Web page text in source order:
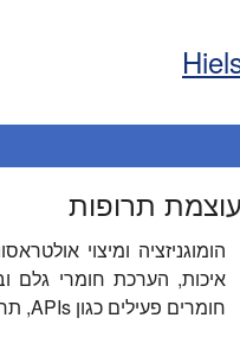
תרופות
הומוגניזציה ומיצוי
איכות, הערכת חומרי גלם
חומרים פעילים כגון APIs, תרכובות צמחיות ביו-אקטיביות וחומרים אחרים.